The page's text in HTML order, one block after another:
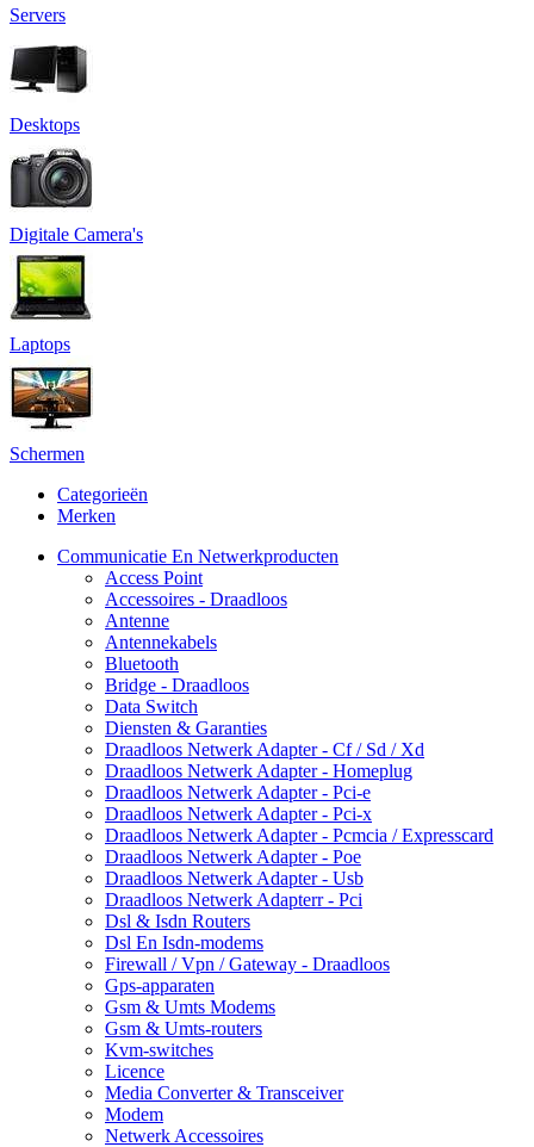
Servers
Desktops
Digitale Camera's
Laptops
Schermen
Categorieën
Merken
Communicatie En Netwerkproducten
Access Point
Accessoires - Draadloos
Antenne
Antennekabels
Bluetooth
Bridge - Draadloos
Data Switch
Diensten & Garanties
Draadloos Netwerk Adapter - Cf / Sd / Xd
Draadloos Netwerk Adapter - Homeplug
Draadloos Netwerk Adapter - Pci-e
Draadloos Netwerk Adapter - Pci-x
Draadloos Netwerk Adapter - Pcmcia / Expresscard
Draadloos Netwerk Adapter - Poe
Draadloos Netwerk Adapter - Usb
Draadloos Netwerk Adapterr - Pci
Dsl & Isdn Routers
Dsl En Isdn-modems
Firewall / Vpn / Gateway - Draadloos
Gps-apparaten
Gsm & Umts Modems
Gsm & Umts-routers
Kvm-switches
Licence
Media Converter & Transceiver
Modem
Netwerk Accessoires